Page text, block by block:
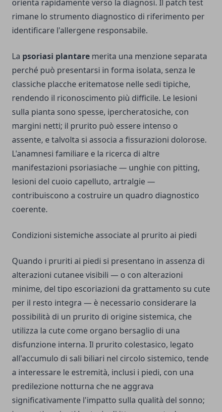
orienta rapidamente verso la diagnosi. Il patch test
rimane lo strumento diagnostico di riferimento per
identificare l'allergene responsabile.
La psoriasi plantare merita una menzione separata
perché può presentarsi in forma isolata, senza le
classiche placche eritematose nelle sedi tipiche,
rendendo il riconoscimento più difficile. Le lesioni
sulla pianta sono spesse, ipercheratosiche, con
margini netti; il prurito può essere intenso o
assente, e talvolta si associa a fissurazioni dolorose.
L'anamnesi familiare e la ricerca di altre
manifestazioni psoriasiache — unghie con pitting,
lesioni del cuoio capelluto, artralgie —
contribuiscono a costruire un quadro diagnostico
coerente.
Condizioni sistemiche associate al prurito ai piedi
Quando i pruriti ai piedi si presentano in assenza di
alterazioni cutanee visibili — o con alterazioni
minime, del tipo escoriazioni da grattamento su cute
per il resto integra — è necessario considerare la
possibilità di un prurito di origine sistemica, che
utilizza la cute come organo bersaglio di una
disfunzione interna. Il prurito colestasico, legato
all'accumulo di sali biliari nel circolo sistemico, tende
a interessare le estremità, inclusi i piedi, con una
predilezione notturna che ne aggrava
significativamente l'impatto sulla qualità del sonno;